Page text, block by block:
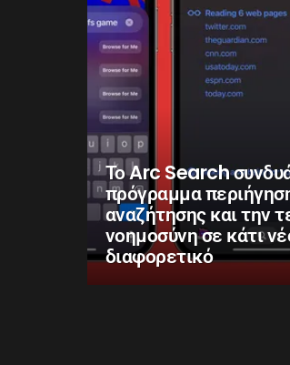
Το Arc Search
πρόγραμμα
αναζήτησης και την
νοημοσύνη σε κάτι
διαφορετικό